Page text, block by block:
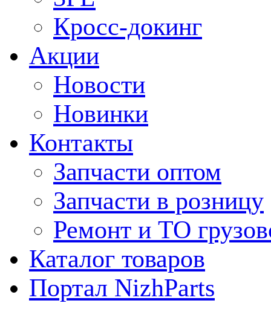
Кросс-докинг
Акции
Новости
Новинки
Контакты
Запчасти оптом
Запчасти в розницу
Ремонт и ТО
Каталог товаров
Портал NizhParts